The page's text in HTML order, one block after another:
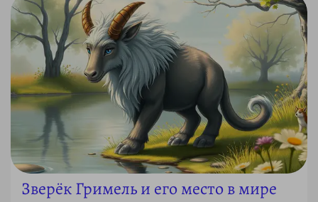
Зверёк Гримель и его место в мире